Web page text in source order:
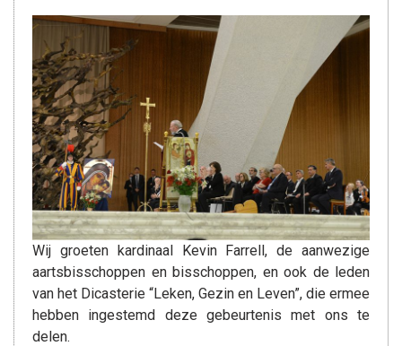
Wij groeten kardinaal Kevin Farrell, de aanwezige
aartsbisschoppen en bisschoppen, en ook de leden
van het Dicasterie “Leken, Gezin en Leven”, die ermee
hebben ingestemd deze gebeurtenis met ons te
delen.